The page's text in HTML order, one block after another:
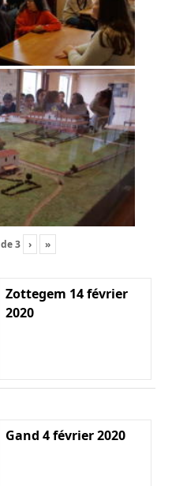
de3 › »
Zottegem 14 février
2020
Gand 4 février 2020